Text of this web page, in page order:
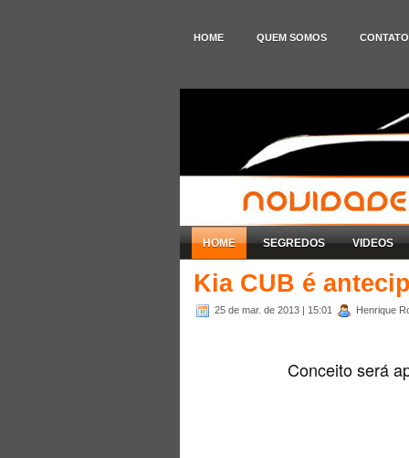
HOME QUEM SOMOS CONTATO
HOME SEGREDOS VIDEOS
Kia CUB é
25 de mar. de 2013 | 15:01 Henrique
Conceito será